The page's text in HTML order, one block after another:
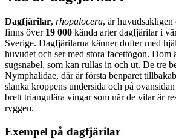
Dagfjärilar, rhopalocera, är
finns över 19 000 kända arter dagfjärilar i
Sverige. Dagfjärilarna känner dofter med
huvudet och ser med stora facettögon. Dom
sugsnabel, som kan rullas in och ut. De tre
Nymphalidae, där är första benparet
slanka kroppens undersida och på
brett triangulära vingar som när de vilar är
ryggen.
Exempel på dagfjärilar